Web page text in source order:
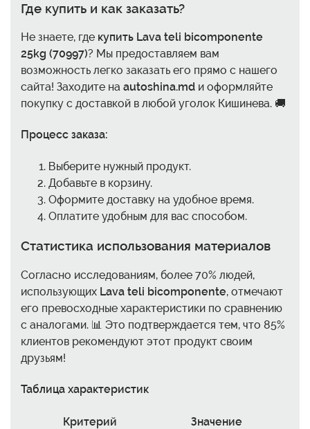
Где купить и как заказать?
Не знаете, где купить Lava teli bicomponente
25kg (70997)? Мы предоставляем вам
возможность легко заказать его прямо с нашего
сайта! Заходите на autoshina.md и оформляйте
покупку с доставкой в любой уголок Кишинева. 🚚
Процесс заказа:
Выберите нужный продукт.
Добавьте в корзину.
Оформите доставку на удобное время.
Оплатите удобным для вас способом.
Статистика использования материалов
Согласно исследованиям, более 70% людей,
использующих Lava teli bicomponente, отмечают
его превосходные характеристики по сравнению
с аналогами. 📊 Это подтверждается тем, что 85%
клиентов рекомендуют этот продукт своим
друзьям!
Таблица характеристик
Критерий
Значение